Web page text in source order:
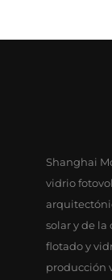
Shanghai
vidrio
solar y de
flotado y
producción